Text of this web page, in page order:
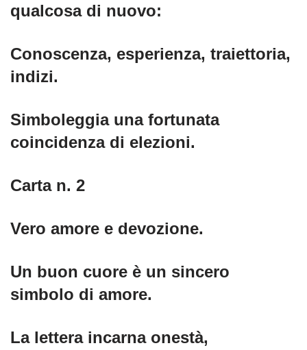
qualcosa di nuovo:
Conoscenza, esperienza, traiettoria,
indizi.
Simboleggia una fortunata
coincidenza di elezioni.
Carta n. 2
Vero amore e devozione.
Un buon cuore è un sincero
simbolo di amore.
La lettera incarna onestà,